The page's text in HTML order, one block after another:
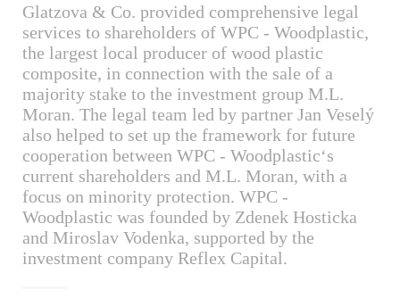
Glatzova & Co. provided comprehensive legal
services to shareholders of WPC - Woodplastic,
the largest local producer of wood plastic
composite, in connection with the sale of a
majority stake to the investment group M.L.
Moran. The legal team led by partner Jan Veselý
also helped to set up the framework for future
cooperation between WPC - Woodplastic‘s
current shareholders and M.L. Moran, with a
focus on minority protection. WPC -
Woodplastic was founded by Zdenek Hosticka
and Miroslav Vodenka, supported by the
investment company Reflex Capital.